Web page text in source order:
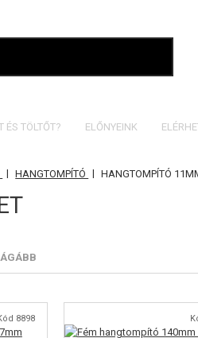
ÉS TÖLTŐT? ELŐNYEINK
| HANGTOMPÍTÓ | HANGTOMPÍTÓ
8898